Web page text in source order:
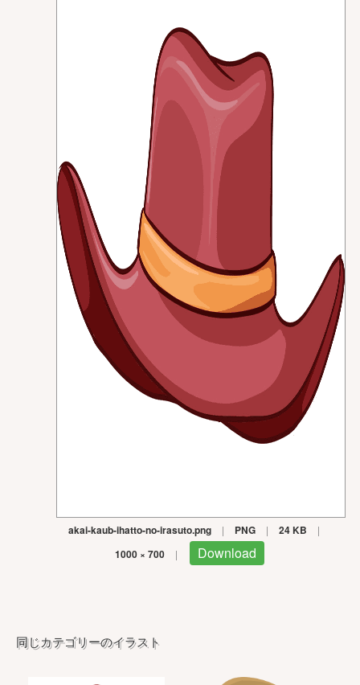
akai-kaub-ihatto-no-irasuto.png | PNG | 24 KB |
1000 × 700 | Download
同じカテゴリーのイラスト